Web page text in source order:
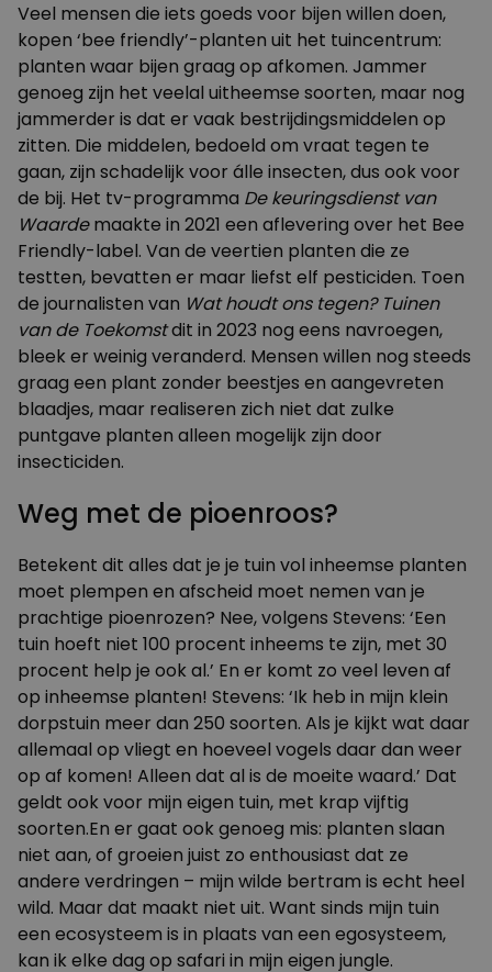
Veel mensen die iets goeds voor bijen willen doen,
kopen ‘bee friendly’-planten uit het tuincentrum:
planten waar bijen graag op afkomen. Jammer
genoeg zijn het veelal uitheemse soorten, maar nog
jammerder is dat er vaak bestrijdingsmiddelen op
zitten. Die middelen, bedoeld om vraat tegen te
gaan, zijn schadelijk voor álle insecten, dus ook voor
de bij. Het tv-programma De keuringsdienst van
Waardemaakte in 2021 een aflevering over het Bee
Friendly-label. Van de veertien planten die ze
testten, bevatten er maar liefst elf pesticiden. Toen
de journalisten van Wat houdt ons tegen? Tuinen
van de Toekomstdit in 2023 nog eens navroegen,
bleek er weinig veranderd. Mensen willen nog steeds
graag een plant zonder beestjes en aangevreten
blaadjes, maar realiseren zich niet dat zulke
puntgave planten alleen mogelijk zijn door
insecticiden.
Weg met de pioenroos?
Betekent dit alles dat je je tuin vol inheemse planten
moet plempen en afscheid moet nemen van je
prachtige pioenrozen? Nee, volgens Stevens: ‘Een
tuin hoeft niet 100 procent inheems te zijn, met 30
procent help je ook al.’ En er komt zo veel leven af
op inheemse planten! Stevens: ‘Ik heb in mijn klein
dorpstuin meer dan 250 soorten. Als je kijkt wat daar
allemaal op vliegt en hoeveel vogels daar dan weer
op af komen! Alleen dat al is de moeite waard.’ Dat
geldt ook voor mijn eigen tuin, met krap vijftig
soorten.En er gaat ook genoeg mis: planten slaan
niet aan, of groeien juist zo enthousiast dat ze
andere verdringen – mijn wilde bertram is echt heel
wild. Maar dat maakt niet uit. Want sinds mijn tuin
een ecosysteem is in plaats van een egosysteem,
kan ik elke dag op safari in mijn eigen jungle.